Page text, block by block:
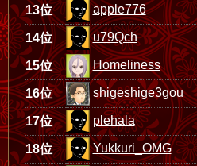
13位 apple776
14位 u79Qch
15位 Homeliness
16位 shigeshige3gou
17位 plehala
18位 Yukkuri_OMG